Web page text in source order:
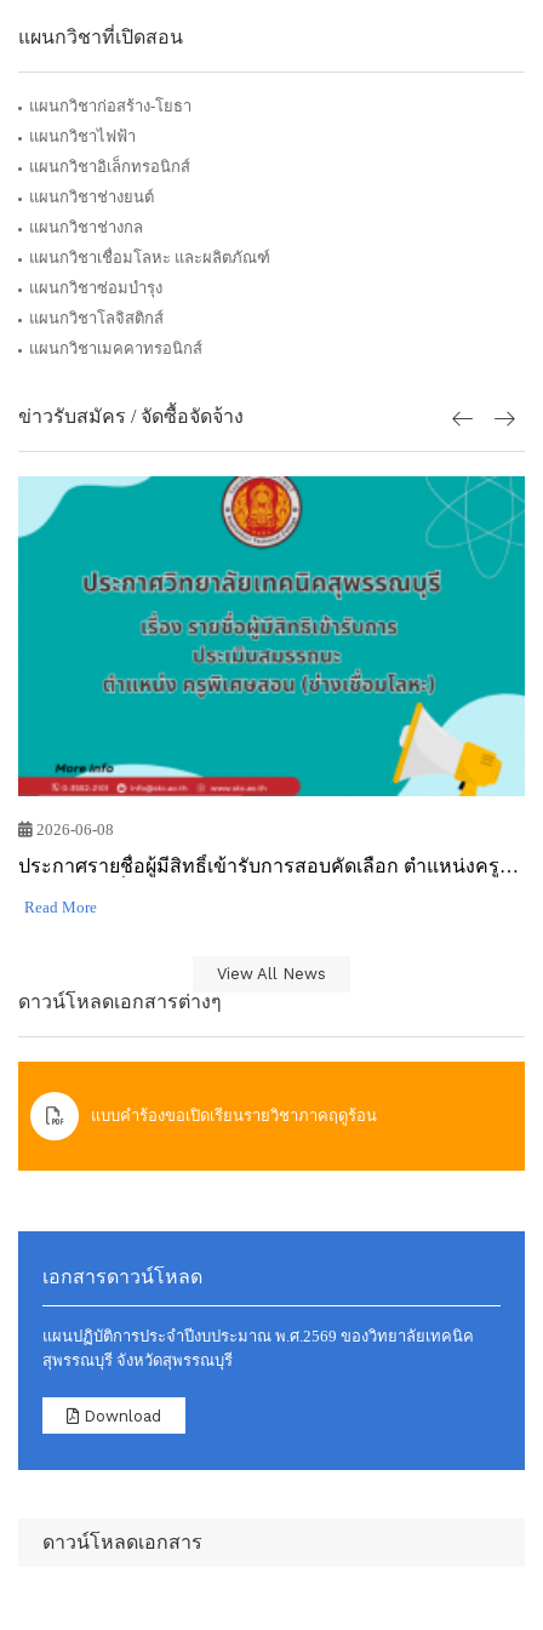
แผนกวิชาที่เปิดสอน
แผนกวิชาก่อสร้าง-โยธา
แผนกวิชาไฟฟ้า
แผนกวิชาอิเล็กทรอนิกส์
แผนกวิชาช่างยนต์
แผนกวิชาช่างกล
แผนกวิชาเชื่อมโลหะ และผลิตภัณฑ์
แผนกวิชาซ่อมบำรุง
แผนกวิชาโลจิสติกส์
แผนกวิชาเมคคาทรอนิกส์
ข่าวรับสมัคร / จัดซื้อจัดจ้าง
2026-05-27
รับสมัครคัดเลือกบุคคลเพื่อจัดจ้างเป็นลูกจ้างชั่วคราววิทยาลัย
Read More
View All News
ดาวน์โหลดเอกสารต่างๆ
แบบคำร้องขอเปิดเรียนรายวิชาภาคฤดูร้อน
เอกสารดาวน์โหลด
แผนปฏิบัติการประจำปีงบประมาณ พ.ศ.2569 ของวิทยาลัยเทคนิค
สุพรรณบุรี จังหวัดสุพรรณบุรี
Download
ดาวน์โหลดเอกสาร